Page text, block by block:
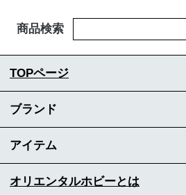
商品検索
TOPページ
ブランド
アイテム
オリエンタルホビーとは